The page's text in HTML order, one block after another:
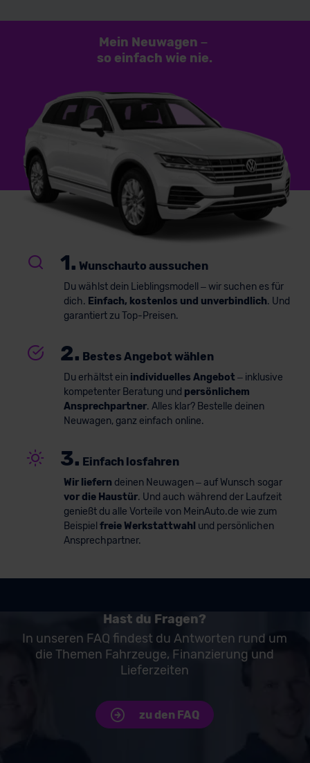
Mein Neuwagen –
so einfach wie nie.
1. Wunschauto aussuchen
Du wählst dein Lieblingsmodell – wir suchen es für
dich. Einfach, kostenlos und unverbindlich. Und
garantiert zu Top-Preisen.
2. Bestes Angebot wählen
Du erhältst ein individuelles Angebot – inklusive
kompetenter Beratung und persönlichem
Ansprechpartner. Alles klar? Bestelle deinen
Neuwagen, ganz einfach online.
3. Einfach losfahren
Wir liefern deinen Neuwagen – auf Wunsch sogar
vor die Haustür. Und auch während der Laufzeit
genießt du alle Vorteile von MeinAuto.de wie zum
Beispiel freie Werkstattwahl und persönlichen
Ansprechpartner.
Hast du Fragen?
In unseren FAQ findest du Antworten rund um
die Themen Fahrzeuge, Finanzierung und
Lieferzeiten
zu den FAQ